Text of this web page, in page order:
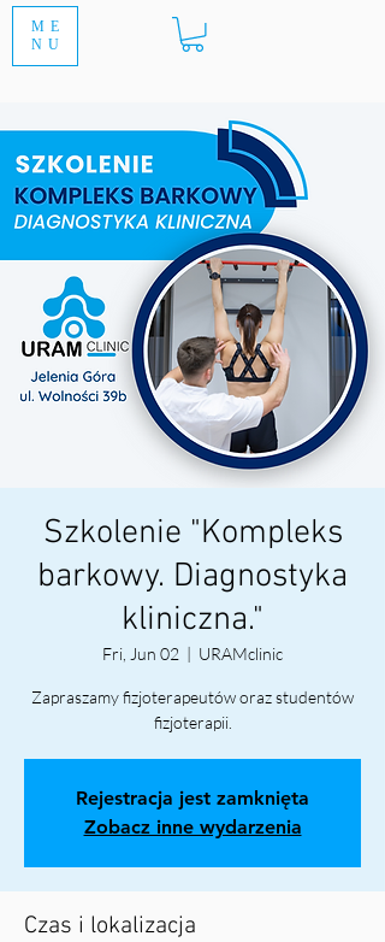
ME
NU
Szkolenie "Kompleks
barkowy. Diagnostyka
kliniczna."
Fri, Jun 02
  |
URAMclinic
Zapraszamy fizjoterapeutów oraz studentów
fizjoterapii.
Rejestracja jest zamknięta
Zobacz inne wydarzenia
Czas i lokalizacja